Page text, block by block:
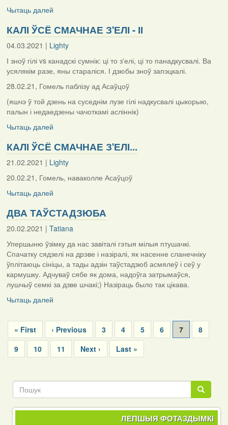
Чытаць далей
КАЛІ ЎСЁ СМАЧНАЕ З'ЕЛІ - ІІ
04.03.2021 | Lighty
І зноў гілі vs канадскі сумнік: ці то з'елі, ці то панадкусвалі. Ва
усялякім разе, яны стараліся. І дзюбы зноў запэцкалі.
28.02.21, Гомель паблізу ад Асаўцоў
(яшчэ ў той дзень на суседнім лузе гілі надкусвалі цыкорыю,
палын і недаедзены чачоткамі асліннік)
Чытаць далей
КАЛІ ЎСЁ СМАЧНАЕ З'ЕЛІ...
21.02.2021 | Lighty
20.02.21, Гомель, наваколле Асаўцоў
Чытаць далей
ДВА ТАЎСТАДЗЮБА
20.02.2021 | Tatiana
Упершыню ўзімку да нас завіталі гэтыя мілыя птушачкі.
Спачатку сядзелі на дрэве і назіралі, як насенне сланечніку
ўплітаюць сініцы, а тады адзін таўстадзюб асмялеў і сеў у
кармушку. Адчуваў сябе як дома, надоўга затрымаўся,
лушчыў семкі за дзве шчакі;) Назіраць было так цікава.
Чытаць далей
Pagination
First
page
« First
Previous
page
‹ Previous Page
3 Page
4 Page
5 Page
6
Current
page
7 Page
8
Page
9 Page
10 Page
11
Next
page
Next ›
Last
page
Last »
Пошук
Пошук
ЛЕПШЫЯ ФОТАЗДЫМКІ